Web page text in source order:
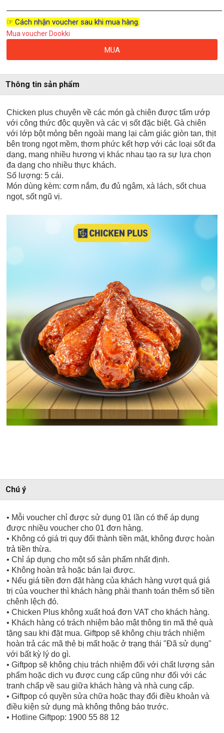
☞ Cách nhận voucher sau khi mua hàng.
Mua voucher Dookki
MUA
Thông tin sản phẩm
Chicken plus chuyên về các món gà chiên được tẩm ướp
với công thức độc quyền và các vị sốt đặc biệt. Gà chiên
với lớp bột mỏng bên ngoài mang lại cảm giác giòn tan, thịt
bên trong ngọt mềm, thơm phức kết hợp với các loại sốt đa
dạng, mang nhiều hương vị khác nhau tạo ra sự lựa chọn
đa dạng cho nhiều thực khách.
Số lượng: 5 cái.
Món dùng kèm: cơm nắm, đu đủ ngâm, xà lách, sốt chua
ngọt, sốt ngũ vị.
Chú ý
• Mỗi voucher chỉ được sử dụng 01 lần có thể áp dụng
được nhiều voucher cho 01 đơn hàng.
• Không có giá trị quy đổi thành tiền mặt, không được hoàn
trả tiền thừa.
• Chỉ áp dụng cho một số sản phẩm nhất định.
• Không hoàn trả hoặc bán lại được.
• Nếu giá tiền đơn đặt hàng của khách hàng vượt quá giá
trị của voucher thì khách hàng phải thanh toán thêm số tiền
chênh lệch đó.
• Chicken Plus không xuất hoá đơn VAT cho khách hàng.
• Khách hàng có trách nhiệm bảo mật thông tin mã thẻ quà
tặng sau khi đặt mua. Giftpop sẽ không chịu trách nhiệm
hoàn trả các mã thẻ bị mất hoặc ở trạng thái "Đã sử dụng"
với bất kỳ lý do gì.
• Giftpop sẽ không chịu trách nhiệm đối với chất lượng sản
phẩm hoặc dịch vụ được cung cấp cũng như đối với các
tranh chấp về sau giữa khách hàng và nhà cung cấp.
• Giftpop có quyền sửa chữa hoặc thay đổi điều khoản và
điều kiện sử dụng mà không thông báo trước.
• Hotline Giftpop: 1900 55 88 12